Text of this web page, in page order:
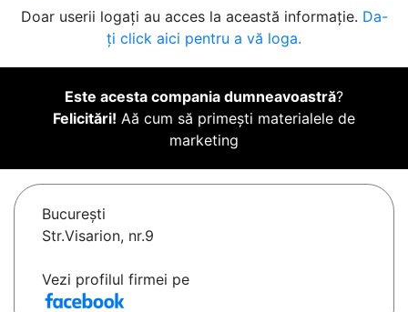
Doar userii logați au acces la această informație. Da-
ți click aici pentru a vă loga.
Este acesta compania dumneavoastră?
Felicitări! Aă cum să primești materialele de
marketing
Bucureşti
Str.Visarion, nr.9
Vezi profilul firmei pe